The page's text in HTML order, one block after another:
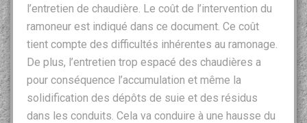
l’entretien de chaudière. Le coût de l’intervention du
ramoneur est indiqué dans ce document. Ce coût
tient compte des difficultés inhérentes au ramonage.
De plus, l’entretien trop espacé des chaudières a
pour conséquence l’accumulation et même la
solidification des dépôts de suie et des résidus
dans les conduits. Cela va conduire à une hausse du